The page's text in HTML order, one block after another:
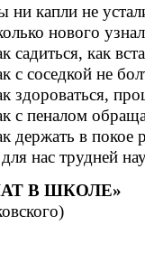
ни капли не
как
не
в покое
В ШКОЛЕ»